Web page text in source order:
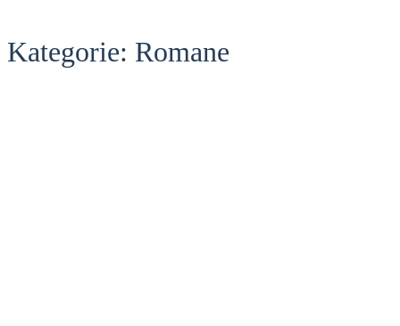
Kategorie: Romane